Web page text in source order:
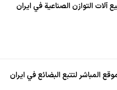
التوازن الصناعية في ايران
المباشر لتتبع البضائع في ايران